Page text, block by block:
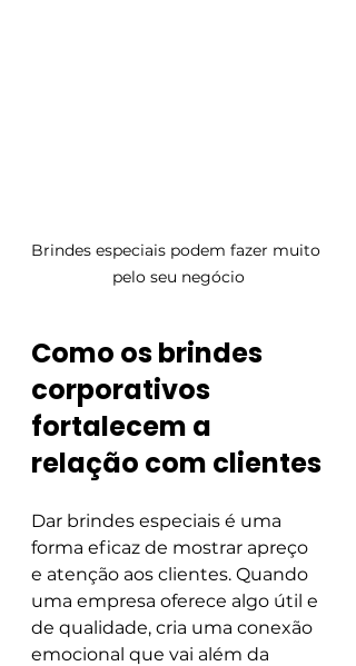
Brindes especiais podem fazer muito
pelo seu negócio
Como os brindes
corporativos
fortalecem a
relação com clientes
Dar brindes especiais é uma
forma eficaz de mostrar apreço
e atenção aos clientes. Quando
uma empresa oferece algo útil e
de qualidade, cria uma conexão
emocional que vai além da